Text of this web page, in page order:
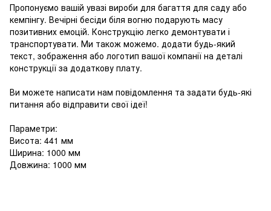
Пропонуємо вашій увазі вироби для багаття для саду або
кемпінгу. Вечірні бесіди біля вогню подарують масу
позитивних емоцій. Конструкцію легко демонтувати і
транспортувати. Ми також можемо. додати будь-який
текст, зображення або логотип вашої компанії на деталі
конструкції за додаткову плату.
Ви можете написати нам повідомлення та задати будь-які
питання або відправити свої ідеї!
Параметри:
Висота: 441 мм
Ширина: 1000 мм
Довжина: 1000 мм